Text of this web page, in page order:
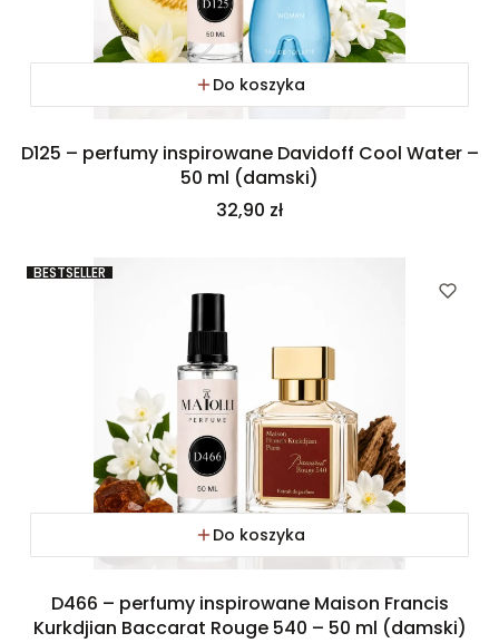
Do koszyka
D125 – perfumy inspirowane Davidoff Cool Water –
50 ml (damski)
Cena
32,90 zł
BESTSELLER
Do koszyka
D466 – perfumy inspirowane Maison Francis
Kurkdjian Baccarat Rouge 540 – 50 ml (damski)